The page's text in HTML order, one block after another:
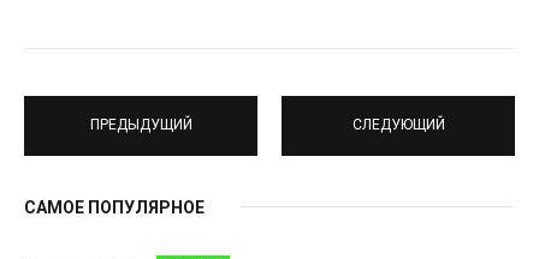
ПРЕДЫДУЩИЙ СЛЕДУЮЩИЙ
САМОЕ ПОПУЛЯРНОЕ